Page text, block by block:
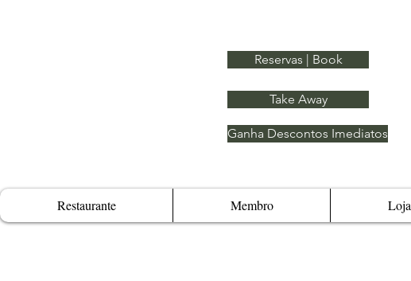
Reservas | Book
Take Away
Ganha Descontos Imediatos
Restaurante Membro Loja